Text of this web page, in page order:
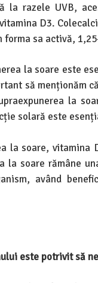
la razele UVB,
D3.
forma sa activă,
la soare este
să menționăm
la
solară este
la soare,
la soare rămâne
având
este potrivit să